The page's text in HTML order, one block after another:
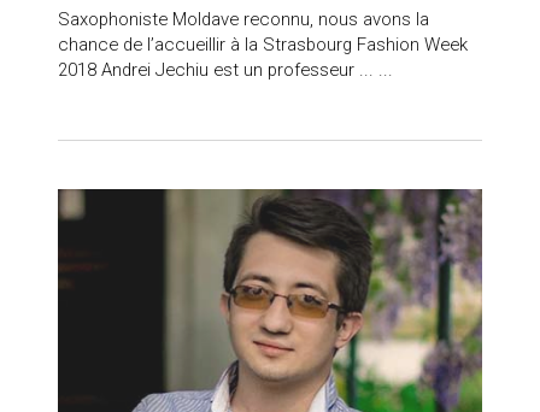
Saxophoniste Moldave reconnu, nous avons la
chance de l’accueillir à la Strasbourg Fashion Week
2018 Andrei Jechiu est un professeur ... ...